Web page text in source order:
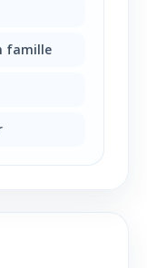
famille